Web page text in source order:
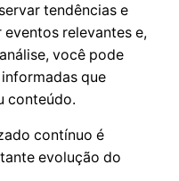
tendências e
relevantes e,
você pode
que
conteúdo.
contínuo é
evolução do